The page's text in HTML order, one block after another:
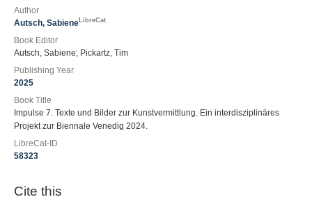
Author
Autsch, Sabiene LibreCat
Book Editor
Autsch, Sabiene; Pickartz, Tim
Publishing Year
2025
Book Title
Impulse 7. Texte und Bilder zur Kunstvermittlung. Ein interdisziplinäres
Projekt zur Biennale Venedig 2024.
LibreCat-ID
58323
Cite this